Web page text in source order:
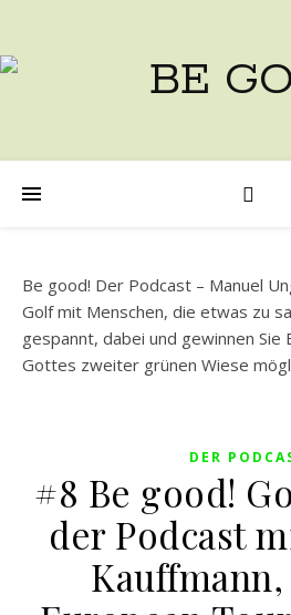
Be good! Der Podcast – Manuel
Golf mit Menschen, die etwas zu
gespannt, dabei und gewinnen Sie
Gottes zweiter grünen Wiese
DER
#8 Be good!
der Podcast